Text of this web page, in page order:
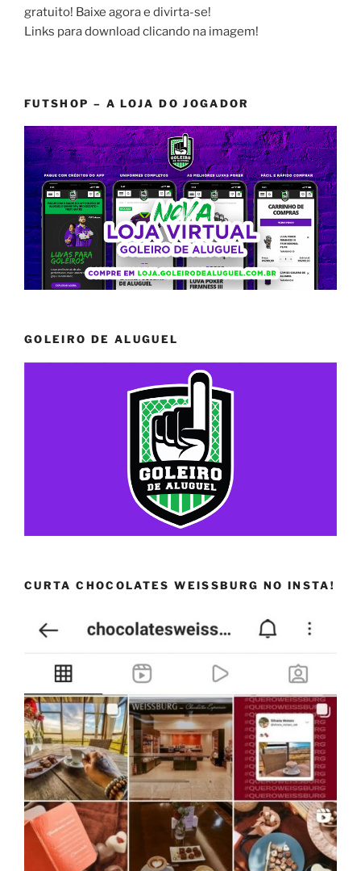
gratuito! Baixe agora e divirta-se!
Links para download clicando na imagem!
FUTSHOP – A LOJA DO JOGADOR
GOLEIRO DE ALUGUEL
CURTA CHOCOLATES WEISSBURG NO INSTA!